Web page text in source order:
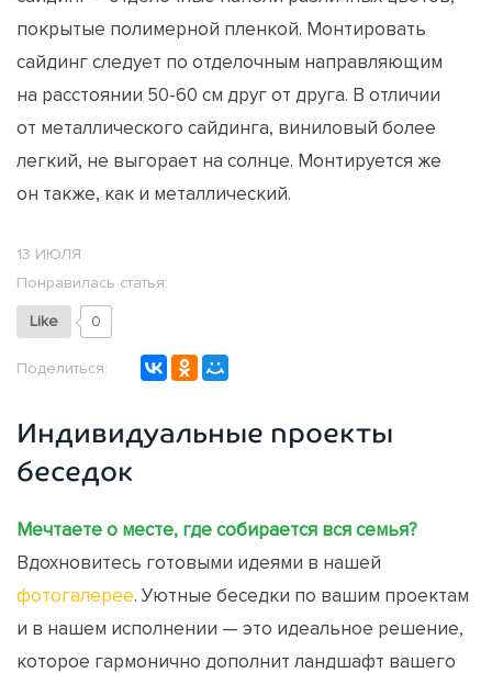
покрытые полимерной пленкой. Монтировать
сайдинг следует по отделочным направляющим
на расстоянии 50-60 см друг от друга. В отличии
от металлического сайдинга, виниловый более
легкий, не выгорает на солнце. Монтируется же
он также, как и металлический.
13 ИЮЛЯ
Понравилась статья:
Like 0
Поделиться:
Индивидуальные проекты
беседок
Мечтаете о месте, где собирается вся семья?
Вдохновитесь готовыми идеями в нашей
фотогалерее. Уютные беседки по вашим проектам
и в нашем исполнении — это идеальное решение,
которое гармонично дополнит ландшафт вашего